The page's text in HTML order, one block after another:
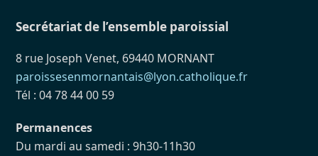
Secrétariat de l’ensemble paroissial
8 rue Joseph Venet, 69440 MORNANT
paroissesenmornantais@lyon.catholique.fr
Tél : 04 78 44 00 59
Permanences
Du mardi au samedi : 9h30-11h30